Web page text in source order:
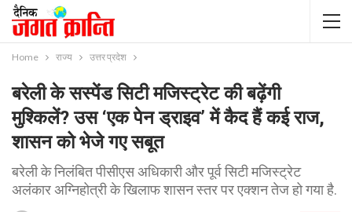
Home राज्य उत्तर प्रदेश
बरेली के सस्पेंड सिटी मजिस्ट्रेट की बढ़ेंगी
मुश्किलें? उस ‘एक पेन ड्राइव’ में कैद हैं कई राज,
शासन को भेजे गए सबूत
बरेली के निलंबित पीसीएस अधिकारी और पूर्व सिटी मजिस्ट्रेट
अलंकार अग्निहोत्री के खिलाफ शासन स्तर पर एक्शन तेज हो गया है.